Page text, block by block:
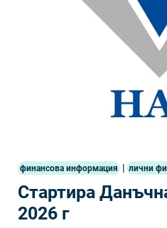
финансова информация | лични
Стартира
2026 г